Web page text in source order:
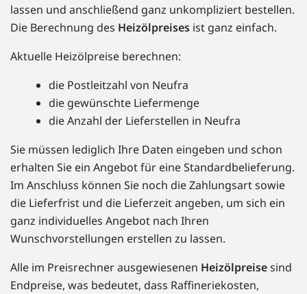
lassen und anschließend ganz unkompliziert bestellen.
Die Berechnung des Heizölpreises ist ganz einfach.
Aktuelle Heizölpreise berechnen:
die Postleitzahl von Neufra
die gewünschte Liefermenge
die Anzahl der Lieferstellen in Neufra
Sie müssen lediglich Ihre Daten eingeben und schon
erhalten Sie ein Angebot für eine Standardbelieferung.
Im Anschluss können Sie noch die Zahlungsart sowie
die Lieferfrist und die Lieferzeit angeben, um sich ein
ganz individuelles Angebot nach Ihren
Wunschvorstellungen erstellen zu lassen.
Alle im Preisrechner ausgewiesenen Heizölpreisesind
Endpreise, was bedeutet, dass Raffineriekosten,